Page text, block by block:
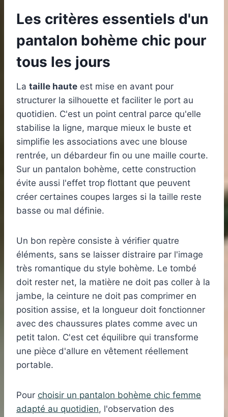
Les critères essentiels d'un
pantalon bohème chic pour
tous les jours
La taille haute est mise en avant pour
structurer la silhouette et faciliter le port au
quotidien. C'est un point central parce qu'elle
stabilise la ligne, marque mieux le buste et
simplifie les associations avec une blouse
rentrée, un débardeur fin ou une maille courte.
Sur un pantalon bohème, cette construction
évite aussi l'effet trop flottant que peuvent
créer certaines coupes larges si la taille reste
basse ou mal définie.
Un bon repère consiste à vérifier quatre
éléments, sans se laisser distraire par l'image
très romantique du style bohème. Le tombé
doit rester net, la matière ne doit pas coller à la
jambe, la ceinture ne doit pas comprimer en
position assise, et la longueur doit fonctionner
avec des chaussures plates comme avec un
petit talon. C'est cet équilibre qui transforme
une pièce d'allure en vêtement réellement
portable.
Pour choisir un pantalon bohème chic femme
adapté au quotidien, l'observation des